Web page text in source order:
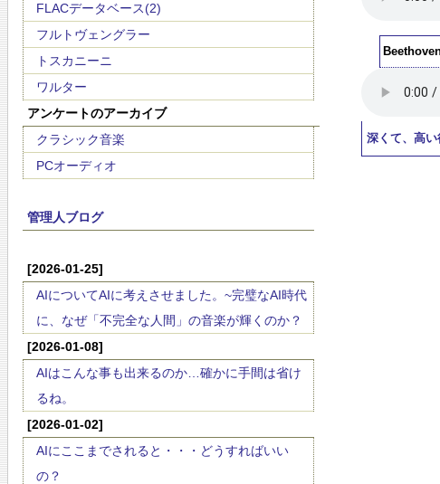
FLACデータベース(2)
フルトヴェングラー
トスカニーニ
ワルター
アンケートのアーカイブ
クラシック音楽
PCオーディオ
管理人ブログ
[2026-01-25]
AIについてAIに考えさせました。~完璧なAI時代
に、なぜ「不完全な人間」の音楽が輝くのか？
[2026-01-08]
AIはこんな事も出来るのか…確かに手間は省け
るね。
[2026-01-02]
AIにここまでされると・・・どうすればいい
の？
深くて、高い